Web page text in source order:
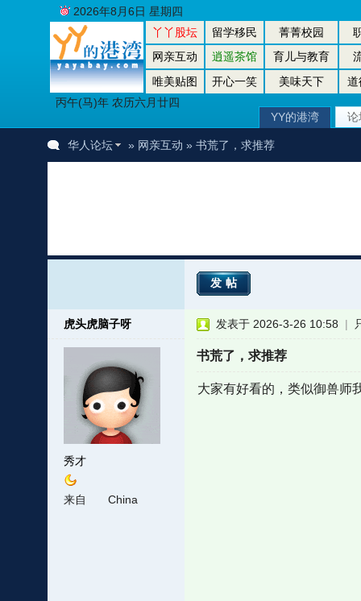
丫丫股坛 留学移民 菁菁校园
网亲互动
逍遥茶馆 育儿与教育
唯美贴图
开心一笑 美味天下
道
丙午(马)年 农历六月廿四
2026年8月6日 星期四
YY的港湾 论
华人论坛 » 网亲互动 » 书荒了，求推荐
发帖
虎头虎脑子呀
秀才
来自 China
发表于 2026-3-26 10:58 |
书荒了，求推荐
大家有好看的，类似御兽师